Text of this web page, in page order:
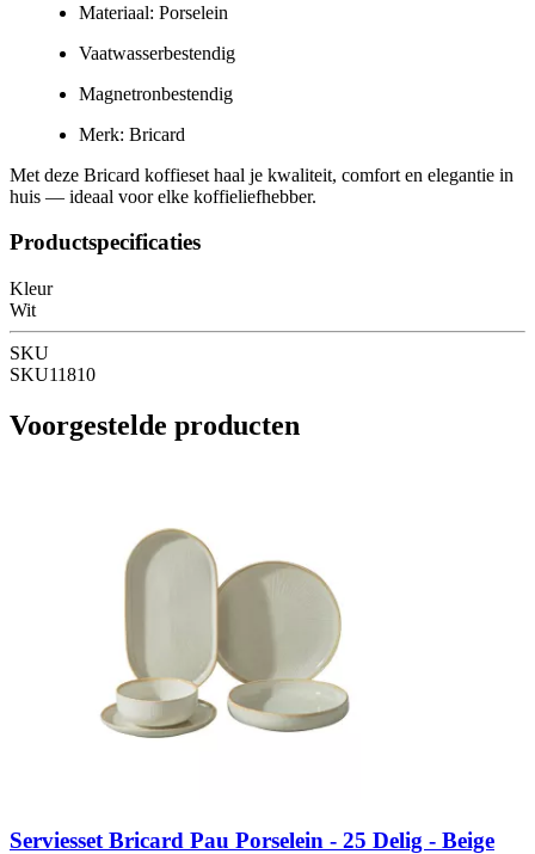
Materiaal: Porselein
Vaatwasserbestendig
Magnetronbestendig
Merk: Bricard
Met deze Bricard koffieset haal je kwaliteit, comfort en elegantie in
huis — ideaal voor elke koffieliefhebber.
Productspecificaties
Kleur
Wit
SKU
SKU11810
Voorgestelde producten
Serviesset Bricard Pau Porselein - 25 Delig - Beige